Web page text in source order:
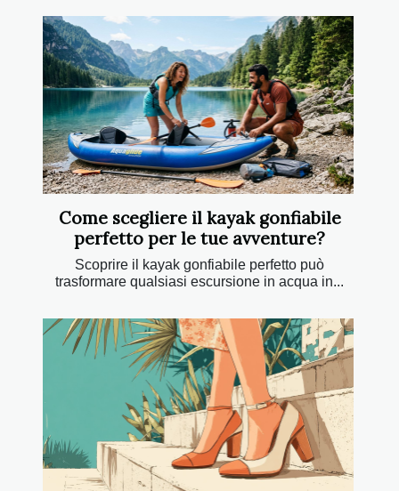
Come scegliere il kayak gonfiabile
perfetto per le tue avventure?
Scoprire il kayak gonfiabile perfetto può
trasformare qualsiasi escursione in acqua in...